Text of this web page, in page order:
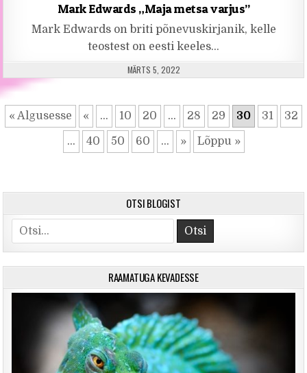
Mark Edwards „Maja metsa varjus”
Mark Edwards on briti põnevuskirjanik, kelle
teostest on eesti keeles…
PUBLISHED DATE:
MÄRTS 5, 2022
« Algusesse « ... 10 20 ... 28 29 30 31 32
... 40 50 60 ... » Lõppu »
OTSI BLOGIST
Search for:
RAAMATUGA KEVADESSE